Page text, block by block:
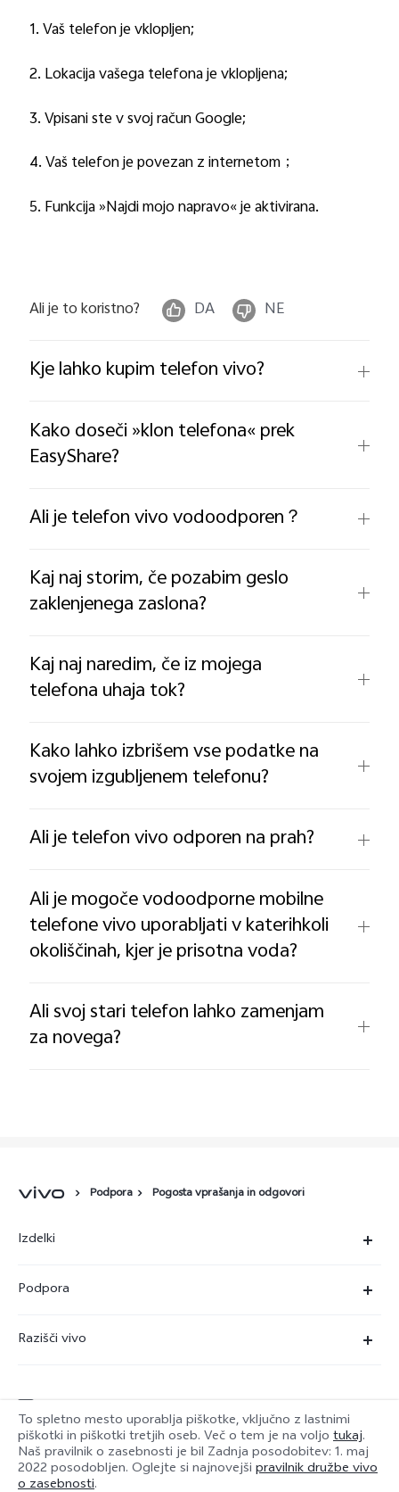
1. Vaš telefon je vklopljen;
2. Lokacija vašega telefona je vklopljena;
3. Vpisani ste v svoj račun Google;
4. Vaš telefon je povezan z internetom ；
5. Funkcija »Najdi mojo napravo« je aktivirana.
Ali je to koristno? DA NE
Kje lahko kupim telefon vivo?
Kako doseči »klon telefona« prek
EasyShare?
Ali je telefon vivo vodoodporen？
Kaj naj storim, če pozabim geslo
zaklenjenega zaslona?
Kaj naj naredim, če iz mojega
telefona uhaja tok?
Kako lahko izbrišem vse podatke na
svojem izgubljenem telefonu?
Ali je telefon vivo odporen na prah?
Ali je mogoče vodoodporne mobilne
telefone vivo uporabljati v katerihkoli
okoliščinah, kjer je prisotna voda?
Ali svoj stari telefon lahko zamenjam
za novega?
Podpora Pogosta vprašanja in odgovori
Izdelki
Y36
Y35
Y17s
Podpora
Posodobitev sistema
Poslati v popravilo
Dnevnik posodobitev
Razišči vivo
Pravna obvestila
Trajnost
Center zasebnosti družbe vivo
Slovenia | Izbira države/regije
To spletno mesto uporablja piškotke, vključno z lastnimi
piškotki in piškotki tretjih oseb. Več o tem je na voljo tukaj.
Naš pravilnik o zasebnosti je bil Zadnja posodobitev: 1. maj
2022 posodobljen. Oglejte si najnovejši pravilnik družbe vivo
o zasebnosti.